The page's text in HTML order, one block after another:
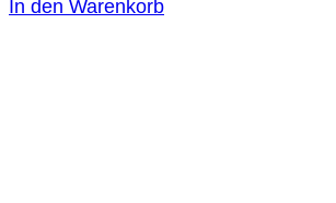
In den Warenkorb